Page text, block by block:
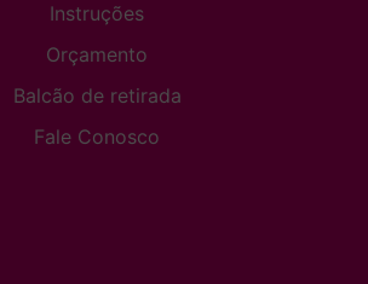
Instruções
Orçamento
Balcão de retirada
Fale Conosco